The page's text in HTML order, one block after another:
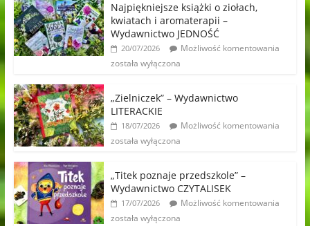
Najpiękniejsze książki o ziołach,
kwiatach i aromaterapii –
Wydawnictwo JEDNOŚĆ
20/07/2026
Możliwość komentowania
została wyłączona
„Zielniczek” – Wydawnictwo
LITERACKIE
18/07/2026
Możliwość komentowania
została wyłączona
„Titek poznaje przedszkole” –
Wydawnictwo CZYTALISEK
17/07/2026
Możliwość komentowania
została wyłączona